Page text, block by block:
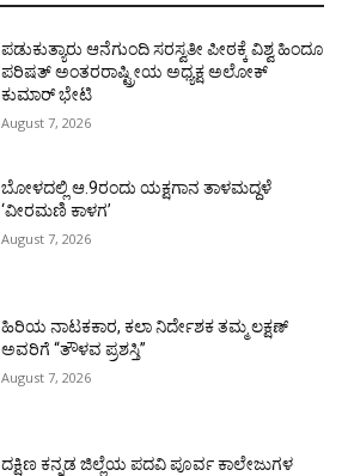
ಪಡುಕುತ್ಯಾರು ಆನೆಗುಂದಿ ಸರಸ್ವತೀ ಪೀಠಕ್ಕೆ ವಿಶ್ವ ಹಿಂದೂ
ಪರಿಷತ್ ಅಂತರರಾಷ್ಟ್ರೀಯ ಅಧ್ಯಕ್ಷ ಅಲೋಕ್
ಕುಮಾರ್ ಭೇಟಿ
August 7, 2026
ಬೋಳದಲ್ಲಿ ಆ.9ರಂದು ಯಕ್ಷಗಾನ ತಾಳಮದ್ದಳೆ
‘ವೀರಮಣಿ ಕಾಳಗ’
August 7, 2026
ಹಿರಿಯ ನಾಟಕಕಾರ, ಕಲಾ ನಿರ್ದೇಶಕ ತಮ್ಮ ಲಕ್ಷಣ್
ಅವರಿಗೆ “ತೌಳವ ಪ್ರಶಸ್ತಿ”
August 7, 2026
ದಕ್ಷಿಣ ಕನ್ನಡ ಜಿಲ್ಲೆಯ ಪದವಿ ಪೂರ್ವ ಕಾಲೇಜುಗಳ